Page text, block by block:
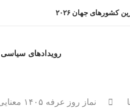
کشورهای جهان ۲۰۲۶
رویدادهای سیاسی
نماز روز عرفه ۱۴۰۵ معنایی که دولت نمی‌تواند مصادره کند